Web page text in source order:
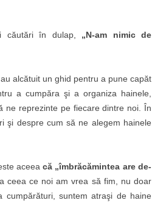
căutări în dulap, „N-am nimic de
alcătuit un ghid pentru a pune capăt
a cumpăra şi a organiza hainele,
ne reprezinte pe fiecare dintre noi. În
şi despre cum să ne alegem hainele
aceeacă „îmbrăcămintea are de-
ceea ce noi am vrea să fim, nu doar
suntem atraşi de haine